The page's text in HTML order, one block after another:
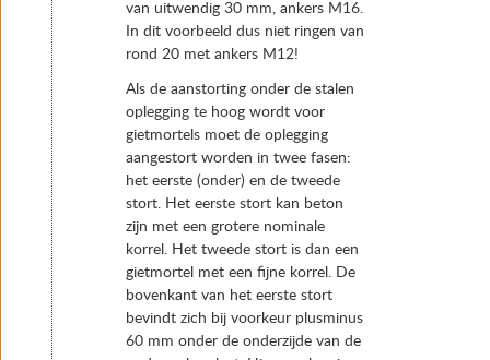
van uitwendig 30 mm, ankers M16.
In dit voorbeeld dus niet ringen van
rond 20 met ankers M12!
Als de aanstorting onder de stalen
oplegging te hoog wordt voor
gietmortels moet de oplegging
aangestort worden in twee fasen:
het eerste (onder) en de tweede
stort. Het eerste stort kan beton
zijn met een grotere nominale
korrel. Het tweede stort is dan een
gietmortel met een fijne korrel. De
bovenkant van het eerste stort
bevindt zich bij voorkeur plusminus
60 mm onder de onderzijde van de